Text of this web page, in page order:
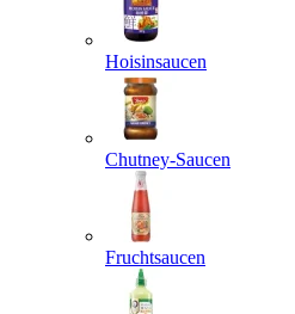
Hoisinsaucen
Chutney-Saucen
Fruchtsaucen